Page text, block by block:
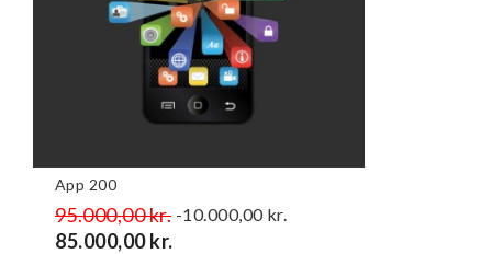
App 200
Normalpris
95.000,00 kr. -10.000,00 kr.
85.000,00 kr.